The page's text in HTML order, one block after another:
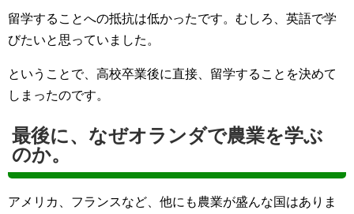
留学することへの抵抗は低かったです。むしろ、英語で学
びたいと思っていました。
ということで、高校卒業後に直接、留学することを決めて
しまったのです。
最後に、なぜオランダで農業を学ぶ
のか。
アメリカ、フランスなど、他にも農業が盛んな国はありま